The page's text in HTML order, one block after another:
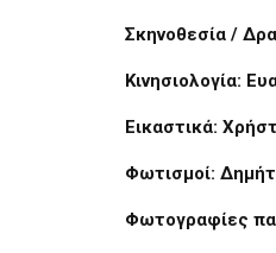
Σκηνοθεσία /
Κινησιολογία:
Εικαστικά:
Φωτισμοί:
Φωτογραφίες